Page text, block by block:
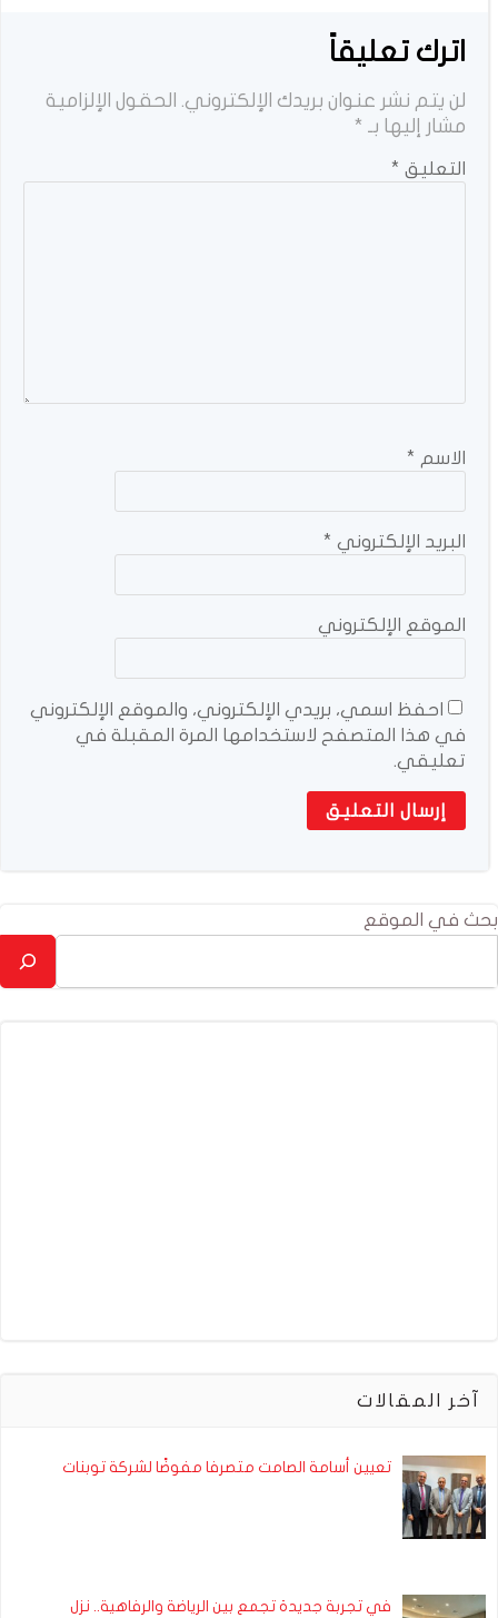
اترك تعليقاً
لن يتم نشر عنوان بريدك الإلكتروني. الحقول الإلزامية
مشار إليها بـ *
التعليق *
الاسم *
البريد الإلكتروني *
الموقع الإلكتروني
احفظ اسمي، بريدي الإلكتروني، والموقع الإلكتروني
في هذا المتصفح لاستخدامها المرة المقبلة في
تعليقي.
بحث في الموقع
آخر المقالات
تعيين أسامة الصامت متصرفا مفوضًا لشركة توبنات
في تجربة جديدة تجمع بين الرياضة والرفاهية.. نزل